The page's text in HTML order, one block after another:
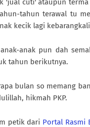
cuti' ataupun terma
tahun terawal tu
kecik lagi
anak pun dah
tahun berikutnya.
bulan so memang
hikmah PKP.
petik dari Portal Rasmi